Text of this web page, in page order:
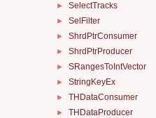
► SelectTracks
► SelFilter
► ShrdPtrConsumer
► ShrdPtrProducer
► SRangesToIntVector
► StringKeyEx
► THDataConsumer
► THDataProducer